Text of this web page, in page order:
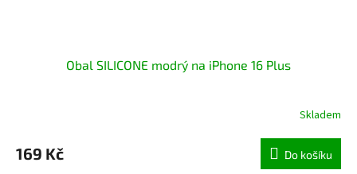
Obal SILICONE modrý na iPhone 16 Plus
Skladem
169 Kč Do košíku